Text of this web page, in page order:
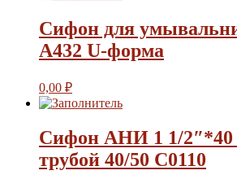
Сифон для
A432 U-форма
0,00 ₽
Сифон АНИ 1 1/2″*40
трубой 40/50 С0110